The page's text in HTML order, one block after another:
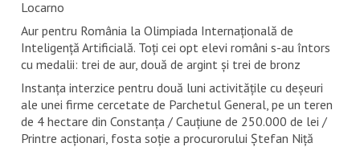
Locarno
Aur pentru România la Olimpiada Internațională de
Inteligență Artificială. Toți cei opt elevi români s-au întors
cu medalii: trei de aur, două de argint și trei de bronz
Instanța interzice pentru două luni activitățile cu deșeuri
ale unei firme cercetate de Parchetul General, pe un teren
de 4 hectare din Constanța / Cauțiune de 250.000 de lei /
Printre acționari, fosta soție a procurorului Ștefan Niță